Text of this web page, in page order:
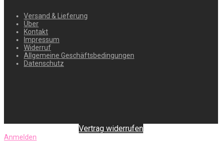
Versand & Lieferung
Über
Kontakt
Impressum
Widerruf
Allgemeine Geschäftsbedingungen
Datenschutz
Vertrag widerrufen
Anmelden